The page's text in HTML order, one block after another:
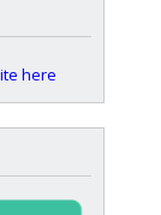
here